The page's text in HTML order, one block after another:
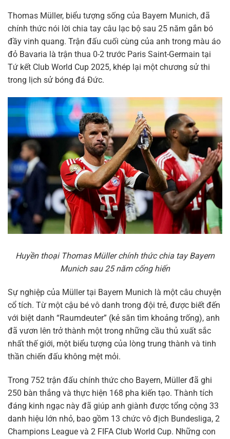
Thomas Müller, biểu tượng sống của Bayern Munich, đã
chính thức nói lời chia tay câu lạc bộ sau 25 năm gắn bó
đầy vinh quang. Trận đấu cuối cùng của anh trong màu áo
đỏ Bavaria là trận thua 0-2 trước Paris Saint-Germain tại
Tứ kết Club World Cup 2025, khép lại một chương sử thi
trong lịch sử bóng đá Đức.
Huyền thoại Thomas Müller chính thức chia tay Bayern
Munich sau 25 năm cống hiến
Sự nghiệp của Müller tại Bayern Munich là một câu chuyện
cổ tích. Từ một cậu bé vô danh trong đội trẻ, được biết đến
với biệt danh “Raumdeuter” (kẻ săn tìm khoảng trống), anh
đã vươn lên trở thành một trong những cầu thủ xuất sắc
nhất thế giới, một biểu tượng của lòng trung thành và tinh
thần chiến đấu không mệt mỏi.
Trong 752 trận đấu chính thức cho Bayern, Müller đã ghi
250 bàn thắng và thực hiện 168 pha kiến tạo. Thành tích
đáng kinh ngạc này đã giúp anh giành được tổng cộng 33
danh hiệu lớn nhỏ, bao gồm 13 chức vô địch Bundesliga, 2
Champions League và 2 FIFA Club World Cup. Những con